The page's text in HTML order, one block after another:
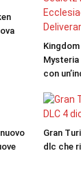
Kingdom
Mysteria
con
Gran
dlc che